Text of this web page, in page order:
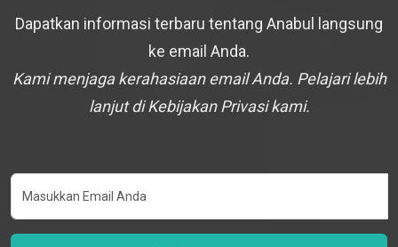
Dapatkan informasi terbaru tentang Anabul langsung
ke email Anda.
Kami menjaga kerahasiaan email Anda. Pelajari lebih
lanjut di Kebijakan Privasi kami.